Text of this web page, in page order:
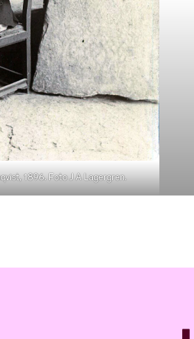
1896. Foto J A Lagergren.